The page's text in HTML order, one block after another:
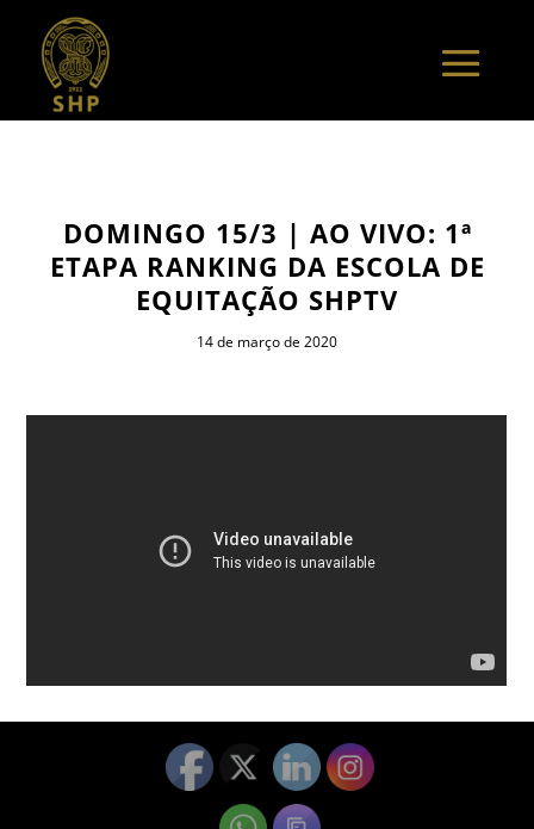
DOMINGO 15/3 | AO VIVO: 1ª
ETAPA RANKING DA ESCOLA DE
EQUITAÇÃO SHPTV
14 de março de 2020